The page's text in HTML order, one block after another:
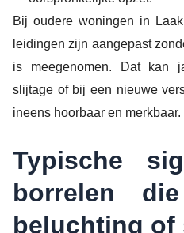
Bij oudere woningen in
leidingen zijn aangepast
is meegenomen. Dat kan
slijtage of bij een nieuwe
ineens hoorbaar en merkbaar.
Typische
borrelen
beluchting of